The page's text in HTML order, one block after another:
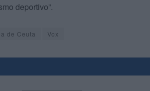
deportivo”.
de Ceuta Vox